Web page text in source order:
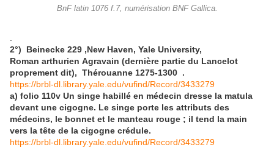
BnF latin 1076 f.7, numérisation BNF Gallica.
2°) Beinecke 229 ,New Haven, Yale University,
Roman arthurien Agravain (dernière partie du Lancelot
proprement dit), Thérouanne 1275-1300 .
https://brbl-dl.library.yale.edu/vufind/Record/3433279
a) folio 110v Un singe habillé en médecin dresse la matula
devant une cigogne. Le singe porte les attributs des
médecins, le bonnet et le manteau rouge ; il tend la main
vers la tête de la cigogne crédule.
https://brbl-dl.library.yale.edu/vufind/Record/3433279